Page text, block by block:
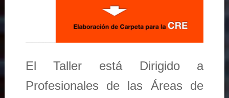
El Taller está Dirigido a
Profesionales de las Áreas de